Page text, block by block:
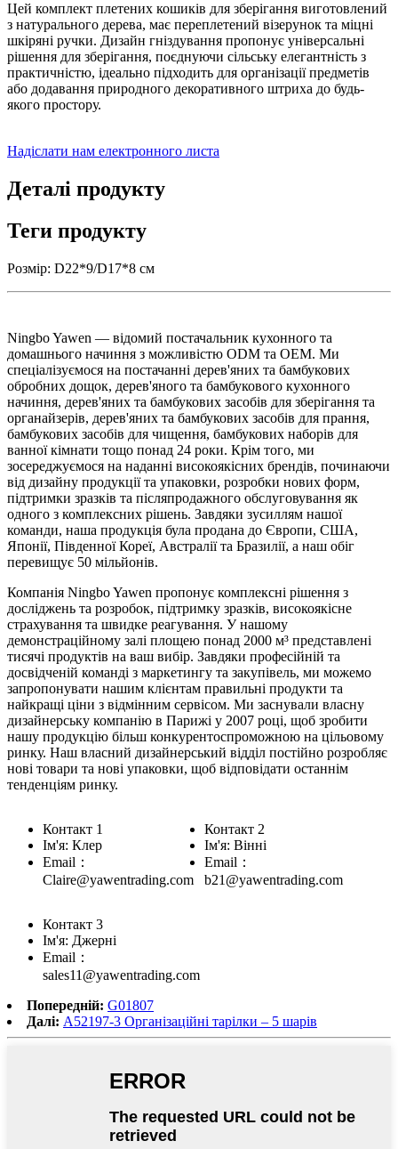
Цей комплект плетених кошиків для зберігання виготовлений
з натурального дерева, має переплетений візерунок та міцні
шкіряні ручки. Дизайн гніздування пропонує універсальні
рішення для зберігання, поєднуючи сільську елегантність з
практичністю, ідеально підходить для організації предметів
або додавання природного декоративного штриха до будь-
якого простору.
Надіслати нам електронного листа
Деталі продукту
Теги продукту
Розмір: D22*9/D17*8 см
Ningbo Yawen — відомий постачальник кухонного та
домашнього начиння з можливістю ODM та OEM. Ми
спеціалізуємося на постачанні дерев'яних та бамбукових
обробних дощок, дерев'яного та бамбукового кухонного
начиння, дерев'яних та бамбукових засобів для зберігання та
органайзерів, дерев'яних та бамбукових засобів для прання,
бамбукових засобів для чищення, бамбукових наборів для
ванної кімнати тощо понад 24 роки. Крім того, ми
зосереджуємося на наданні високоякісних брендів, починаючи
від дизайну продукції та упаковки, розробки нових форм,
підтримки зразків та післяпродажного обслуговування як
одного з комплексних рішень. Завдяки зусиллям нашої
команди, наша продукція була продана до Європи, США,
Японії, Південної Кореї, Австралії та Бразилії, а наш обіг
перевищує 50 мільйонів.
Компанія Ningbo Yawen пропонує комплексні рішення з
досліджень та розробок, підтримку зразків, високоякісне
страхування та швидке реагування. У нашому
демонстраційному залі площею понад 2000 м³ представлені
тисячі продуктів на ваш вибір. Завдяки професійній та
досвідченій команді з маркетингу та закупівель, ми можемо
запропонувати нашим клієнтам правильні продукти та
найкращі ціни з відмінним сервісом. Ми заснували власну
дизайнерську компанію в Парижі у 2007 році, щоб зробити
нашу продукцію більш конкурентоспроможною на цільовому
ринку. Наш власний дизайнерський відділ постійно розробляє
нові товари та нові упаковки, щоб відповідати останнім
тенденціям ринку.
Контакт 1
Ім'я: Клер
Email：
Claire@yawentrading.com
Контакт 2
Ім'я: Вінні
Email：
b21@yawentrading.com
Контакт 3
Ім'я: Джерні
Email：
sales11@yawentrading.com
Попередній: G01807
Далі: A52197-3 Організаційні тарілки – 5 шарів